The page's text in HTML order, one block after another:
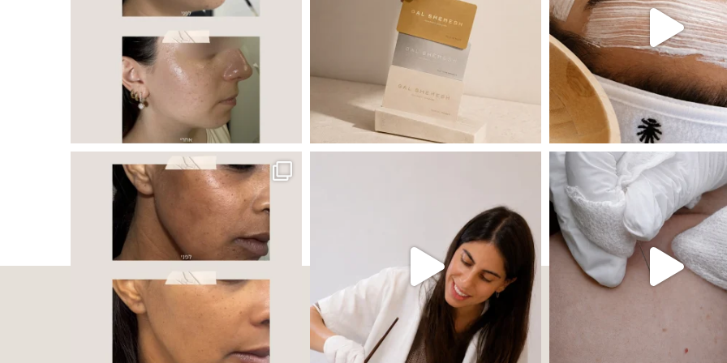
שהעור פשוט צריך לעצור רגע, לנשום ולהתאזן תהליך אחד שיכול לעשות הבדל גדול במראה ובאיכות העור